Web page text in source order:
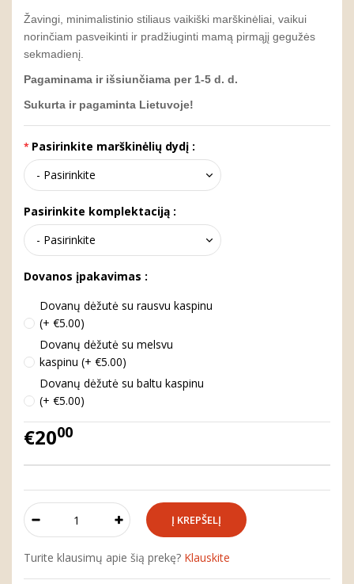
Žavingi, minimalistinio stiliaus vaikiški marškinėliai, vaikui
norinčiam pasveikinti ir pradžiuginti mamą pirmąjį gegužės
sekmadienį.
Pagaminama ir išsiunčiama per 1-5 d. d.
Sukurta ir pagaminta Lietuvoje!
Pasirinkite marškinėlių dydį :
Pasirinkite komplektaciją :
Dovanos įpakavimas :
Dovanų dėžutė su rausvu kaspinu
(+ €5.00)
Dovanų dėžutė su melsvu
kaspinu (+ €5.00)
Dovanų dėžutė su baltu kaspinu
(+ €5.00)
€2000
Turite klausimų apie šią prekę? Klauskite